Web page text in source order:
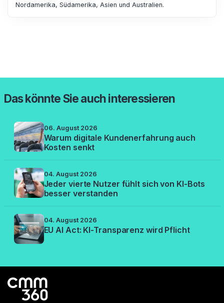
Nordamerika, Südamerika, Asien und Australien.
Das könnte Sie auch interessieren
06. August 2026
Warum digitale Kundenerfahrung auch
Kosten senkt
04. August 2026
Jeder vierte Nutzer fühlt sich von KI-Bots
besser verstanden
04. August 2026
EU AI Act: KI-Transparenz wird Pflicht